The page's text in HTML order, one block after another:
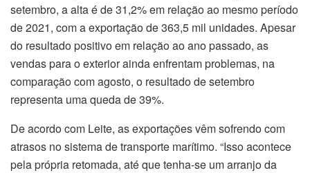
setembro, a alta é de 31,2% em relação ao mesmo período
de 2021, com a exportação de 363,5 mil unidades. Apesar
do resultado positivo em relação ao ano passado, as
vendas para o exterior ainda enfrentam problemas, na
comparação com agosto, o resultado de setembro
representa uma queda de 39%.
De acordo com Leite, as exportações vêm sofrendo com
atrasos no sistema de transporte marítimo. “Isso acontece
pela própria retomada, até que tenha-se um arranjo da